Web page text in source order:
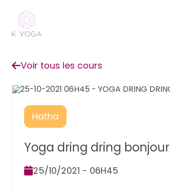
Voir tous les cours
Hatha
Yoga dring dring bonjour
25/10/2021 - 06H45